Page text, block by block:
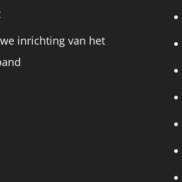
inrichting van het